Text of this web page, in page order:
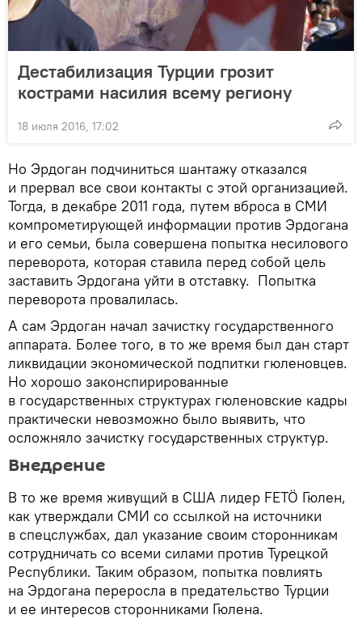
Дестабилизация Турции грозит
кострами насилия всему региону
18 июля 2016, 17:02
Но Эрдоган подчиниться шантажу отказался
и прервал все свои контакты с этой организацией.
Тогда, в декабре 2011 года, путем вброса в СМИ
компрометирующей информации против Эрдогана
и его семьи, была совершена попытка несилового
переворота, которая ставила перед собой цель
заставить Эрдогана уйти в отставку. Попытка
переворота провалилась.
А сам Эрдоган начал зачистку государственного
аппарата. Более того, в то же время был дан старт
ликвидации экономической подпитки гюленовцев.
Но хорошо законспирированные
в государственных структурах гюленовские кадры
практически невозможно было выявить, что
осложняло зачистку государственных структур.
Внедрение
В то же время живущий в США лидер FETÖ Гюлен,
как утверждали СМИ со ссылкой на источники
в спецслужбах, дал указание своим сторонникам
сотрудничать со всеми силами против Турецкой
Республики. Таким образом, попытка повлиять
на Эрдогана переросла в предательство Турции
и ее интересов сторонниками Гюлена.